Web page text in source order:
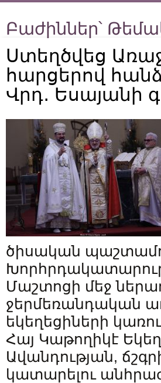
Բաժիններ՝
Ստեղծվեց
հարցերով
Վրդ․ Եսայանի
ծիսական
Մաշտոցի մեջ
ջերմեռանդական
եկեղեցիների
Հայ Կաթողիկէ
Ավանդության,
կատարելու